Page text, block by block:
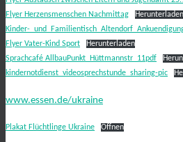
Flyer Herzensmenschen Nachmittag
Herunterladen
Kinder-
Flyer Vater-Kind Sport
Herunterladen
Sprachcafé AllbauPunkt_Hüttmannstr_11pdf
kindernotdienst_videosprechstunde_sharing-pic
www.essen.de/ukraine
Plakat Flüchtlinge Ukraine Öffnen